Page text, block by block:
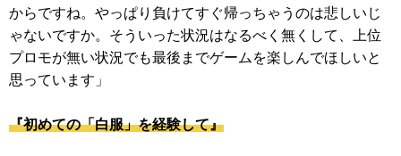
からですね。やっぱり負けてすぐ帰っちゃうのは悲しいじ
ゃないですか。そういった状況はなるべく無くして、上位
プロモが無い状況でも最後までゲームを楽しんでほしいと
思っています」
『初めての「白服」を経験して』